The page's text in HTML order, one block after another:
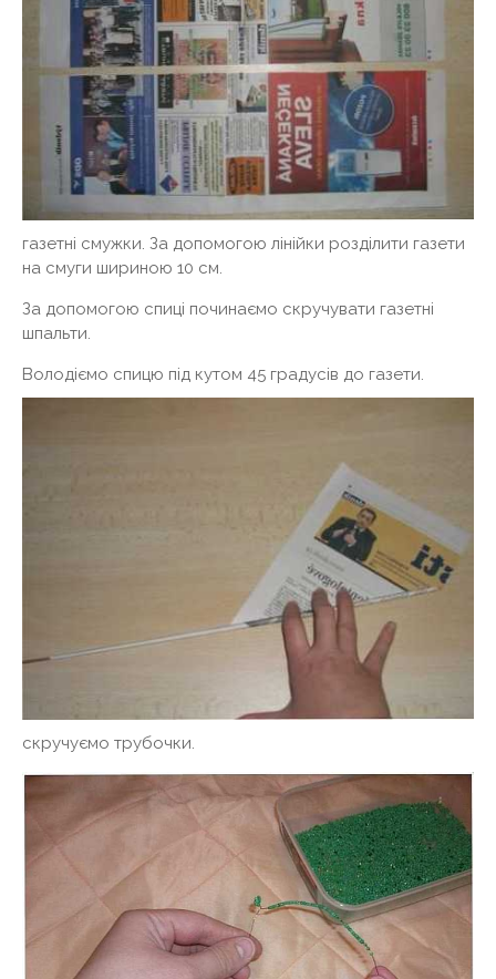
газетні смужки. За допомогою лінійки розділити газети
на смуги шириною 10 см.
За допомогою спиці починаємо скручувати газетні
шпальти.
Володіємо спицю під кутом 45 градусів до газети.
скручуємо трубочки.